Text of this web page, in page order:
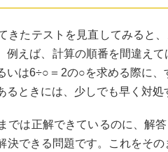
きたテストを見直してみると
例えば、計算の順番を間違え
いは6÷○＝2の○を求める際に
るときには、少しでも早く対処
では正解できているのに、解
決できる問題です。これをそ